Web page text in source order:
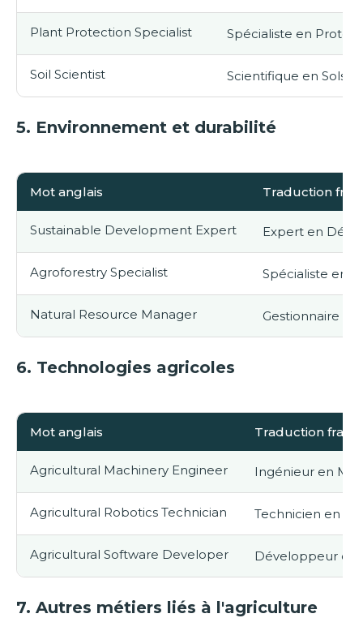
Plant Protection Specialist Spécialiste en
Soil Scientist Scientifique en Sols
5. Environnement et durabilité
Mot anglais Traduction
Sustainable Development Expert Expert en
Agroforestry Specialist Spécialiste en
Natural Resource Manager Gestionnaire
6. Technologies agricoles
Mot anglais Traduction
Agricultural Machinery Engineer Ingénieur en
Agricultural Robotics Technician Technicien en
Agricultural Software Developer Développeur de
7. Autres métiers liés à l'agriculture